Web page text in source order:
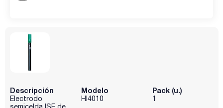
Descripción
Electrodo
Modelo
HI4010
Pack (u.)
1